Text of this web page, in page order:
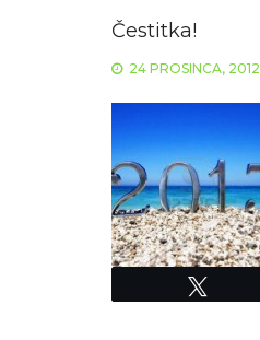
Čestitka!
24 PROSINCA, 2012